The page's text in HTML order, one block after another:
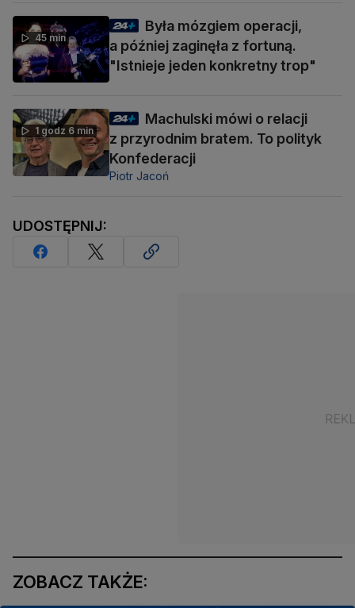
45 min
Była mózgiem operacji,
a później zaginęła z fortuną.
"Istnieje jeden konkretny trop"
1 godz 6 min
Machulski mówi o relacji
z przyrodnim bratem. To polityk
Konfederacji
Piotr Jacoń
UDOSTĘPNIJ:
ZOBACZ TAKŻE: